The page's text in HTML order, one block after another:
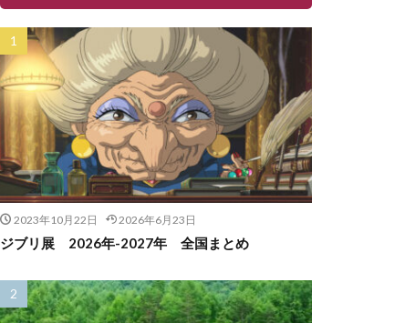
2023年10月22日 2026年6月23日
ジブリ展 2026年-2027年 全国まとめ